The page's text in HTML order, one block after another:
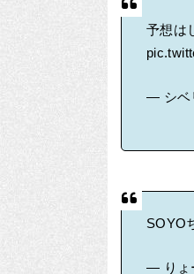
予想は
— シベ
SOYO
— りょ